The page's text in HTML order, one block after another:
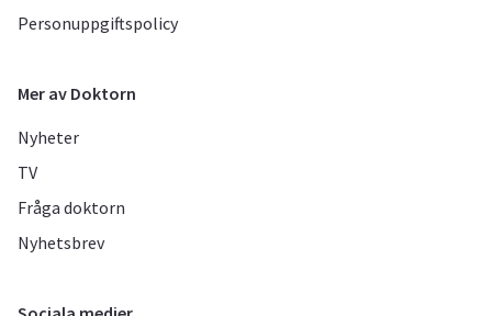
Personuppgiftspolicy
Mer av Doktorn
Nyheter
TV
Fråga doktorn
Nyhetsbrev